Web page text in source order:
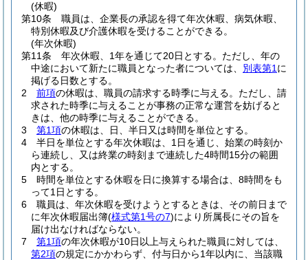
(休暇)
第10条
職員は、企業長の承認を得て年次休暇、病気休暇、
特別休暇及び介護休暇を受けることができる。
(年次休暇)
第11条
年次休暇、1年を通じて20日とする。 ただし、年の
中途において新たに職員となった者については、 別表第1 に
掲げる日数とする。
2
前項の休暇は、職員の請求する時季に与える。 ただし、請
求された時季に与えることが事務の正常な運営を妨げると
きは、他の時季に与えることができる。
3
第1項の休暇は、日、半日又は時間を単位とする。
4
半日を単位とする年次休暇は、1日を通じ、始業の時刻か
ら連続し、又は終業の時刻まで連続した4時間15分の範囲
内とする。
5
時間を単位とする休暇を日に換算する場合は、8時間をも
って1日とする。
6
職員は、年次休暇を受けようとするときは、その前日まで
に年次休暇届出簿(様式第1号の7)により所属長にその旨を
届け出なければならない。
7
第1項の年次休暇が10日以上与えられた職員に対しては、
第2項の規定にかかわらず、付与日から1年以内に、当該職